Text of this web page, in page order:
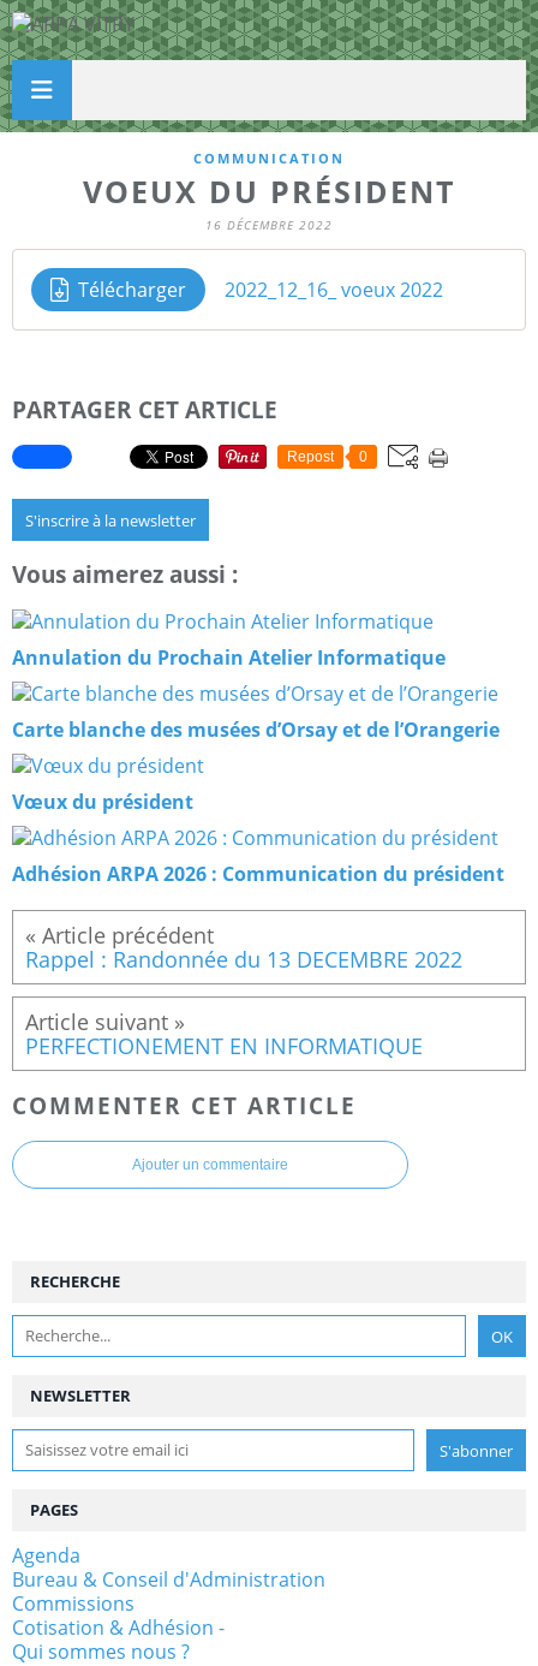
COMMUNICATION
VOEUX DU PRÉSIDENT
16 DÉCEMBRE 2022
Télécharger 2022_12_16_ voeux 2022
PARTAGER CET ARTICLE
Repost 0
S'inscrire à la newsletter
Vous aimerez aussi :
Annulation du Prochain Atelier Informatique
Carte blanche des musées d’Orsay et de l’Orangerie
Vœux du président
Adhésion ARPA 2026 : Communication du président
Rappel : Randonnée du 13 DECEMBRE 2022
PERFECTIONEMENT EN INFORMATIQUE
COMMENTER CET ARTICLE
Ajouter un commentaire
NEWSLETTER
RECHERCHE
PAGES
Agenda
Bureau & Conseil d'Administration
Commissions
Cotisation & Adhésion -
Qui sommes nous ?